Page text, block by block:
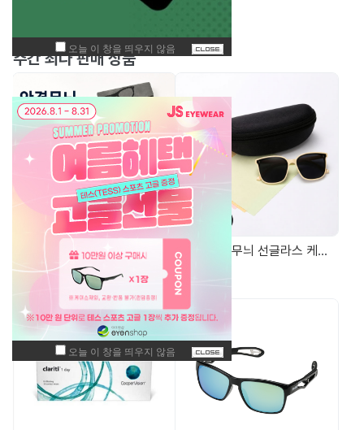
주간 최다 판매 상품
가방/케이스
안경무늬 자석케이스
가방/케이스
EVA 격자무늬 선글라스 케이스
주간 최고 매출 상품